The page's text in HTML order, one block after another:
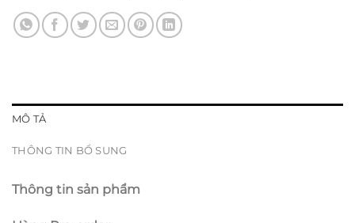
MÔ TẢ
THÔNG TIN BỔ SUNG
Thông tin sản phẩm